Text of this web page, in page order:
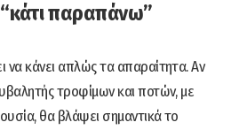
παραπάνω”
να κάνει απλώς τα απαραίτητα. Αν
τροφίμων και ποτών, με
θα βλάψει σημαντικά το